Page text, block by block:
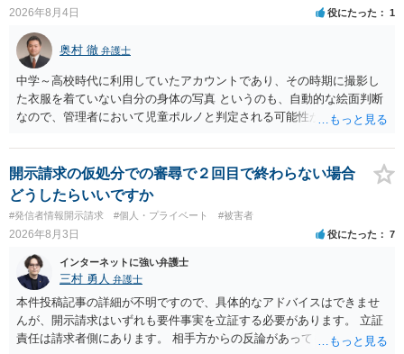
2026年8月4日 役にたった 1
奥村 徹 弁護士
中学～高校時代に利用していたアカウントであり、その時期に撮影し
た衣服を着ていない自分の身体の写真 というのも、自動的な絵面判断
なので、管理者において児童ポルノと判定される可能性があります。
開示請求の仮処分での審尋で２回目で終わらない場合
どうしたらいいですか
#発信者情報開示請求 #個人・プライベート #被害者
2026年8月3日 役にたった 7
インターネットに強い弁護士
三村 勇人 弁護士
本件投稿記事の詳細が不明ですので、具体的なアドバイスはできませ
んが、開示請求はいずれも要件事実を立証する必要があります。 立証
責任は請求者側にあります。 相手方からの反論があっても、裁判官が